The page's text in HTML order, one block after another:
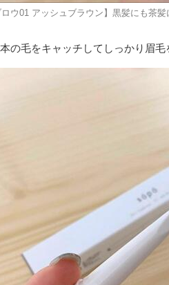
ロウ01 アッシュブラウン】黒髪にも茶髪
の毛をキャッチしてしっかり眉毛